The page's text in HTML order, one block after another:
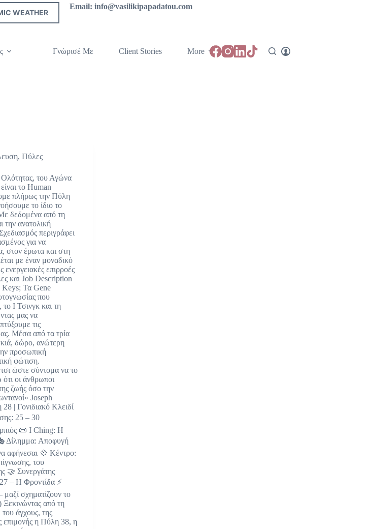
WEATHER
Email: info@vasilikipapadatou.com
Γνώρισέ Με Client Stories More
,Πύλες
του Αγώνα
το Human
πλήρως την Πύλη
το ίδιο το
δεδομένα από τη
την ανατολική
περιγράφει
για να
στον έρωτα και στη
με έναν μοναδικό
ενεργειακές επιρροές
και Job Description
Keys; Τα Gene
που
Ι Τσινγκ και τη
μας να
τις
Μέσα από τα τρία
δώρο, ανώτερη
προσωπική
φώτιση.
ώστε σύντομα να το
οι άνθρωποι
ζωής όσο την
Joseph
| Γονιδιακό Κλειδί
25 – 30
📜 I Ching: Η
Δίλημμα: Αποφυγή
αφήνεσαι 💠 Κέντρο:
του
🤝 Συνεργάτης
– Η Φροντίδα ⚡
σχηματίζουν το
από τη
του άγχους, της
επιμονής η Πύλη 38, η